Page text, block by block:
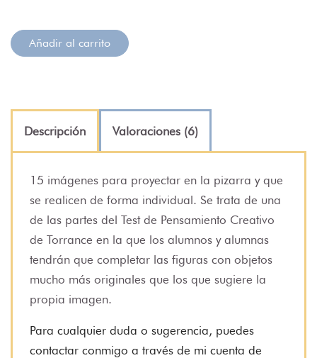
Añadir al carrito
Descripción Valoraciones (6)
15 imágenes para proyectar en la pizarra y que
se realicen de forma individual. Se trata de una
de las partes del Test de Pensamiento Creativo
de Torrance en la que los alumnos y alumnas
tendrán que completar las figuras con objetos
mucho más originales que los que sugiere la
propia imagen.
Para cualquier duda o sugerencia, puedes
contactar conmigo a través de mi cuenta de